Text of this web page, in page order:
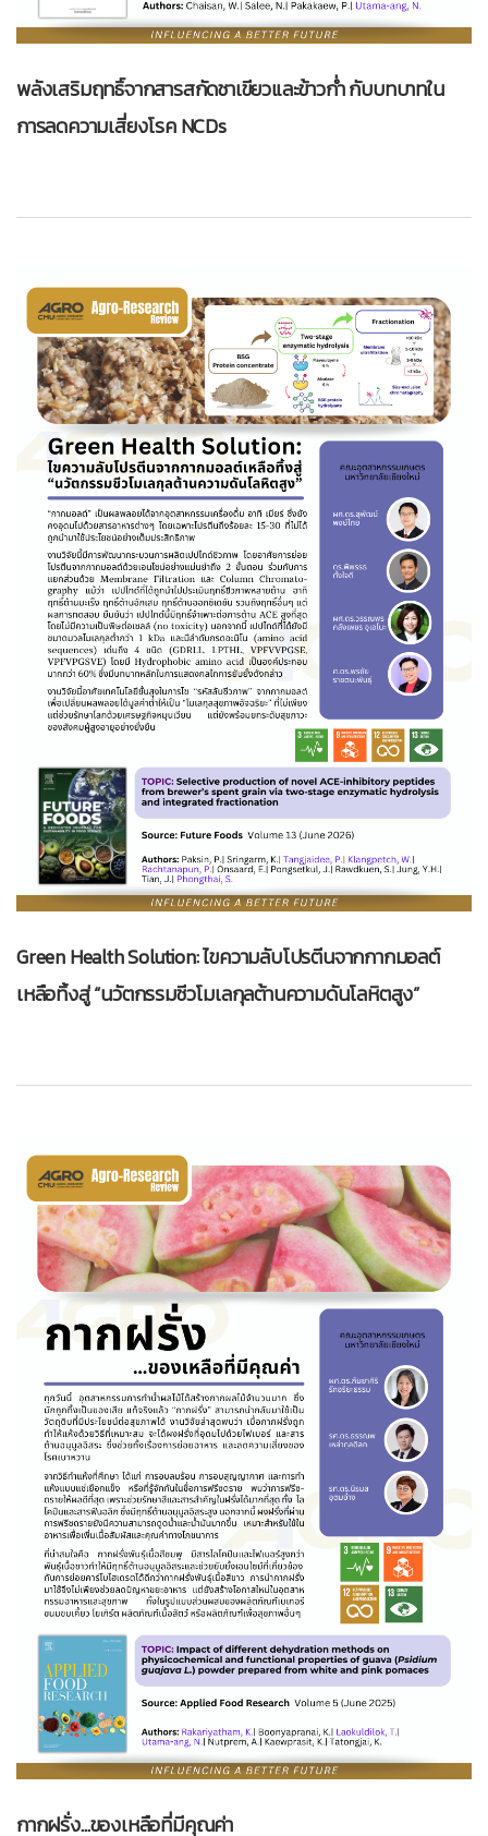
พลังเสริมฤทธิ์จากสารสกัดชาเขียวและข้าวก่ำ กับบทบาทใน
การลดความเสี่ยงโรค NCDs
Green Health Solution: ไขความลับโปรตีนจากกากมอลต์
เหลือทิ้งสู่ “นวัตกรรมชีวโมเลกุลต้านความดันโลหิตสูง”
กากฝรั่ง…ของเหลือที่มีคุณค่า